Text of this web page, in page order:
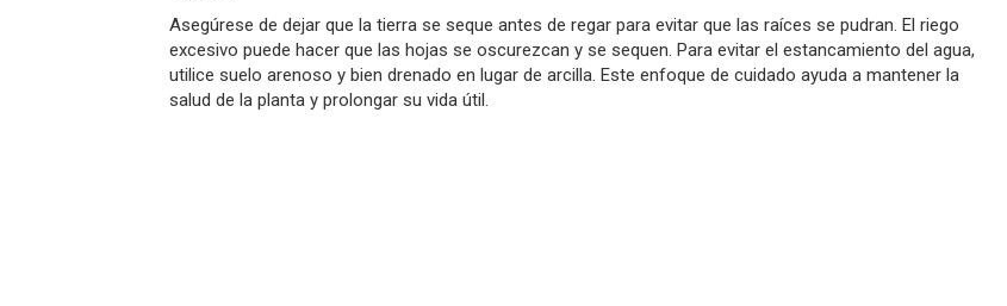
Asegúrese de dejar que la tierra se seque antes de regar para evitar que las raíces se pudran. El riego
excesivo puede hacer que las hojas se oscurezcan y se sequen. Para evitar el estancamiento del agua,
utilice suelo arenoso y bien drenado en lugar de arcilla. Este enfoque de cuidado ayuda a mantener la
salud de la planta y prolongar su vida útil.